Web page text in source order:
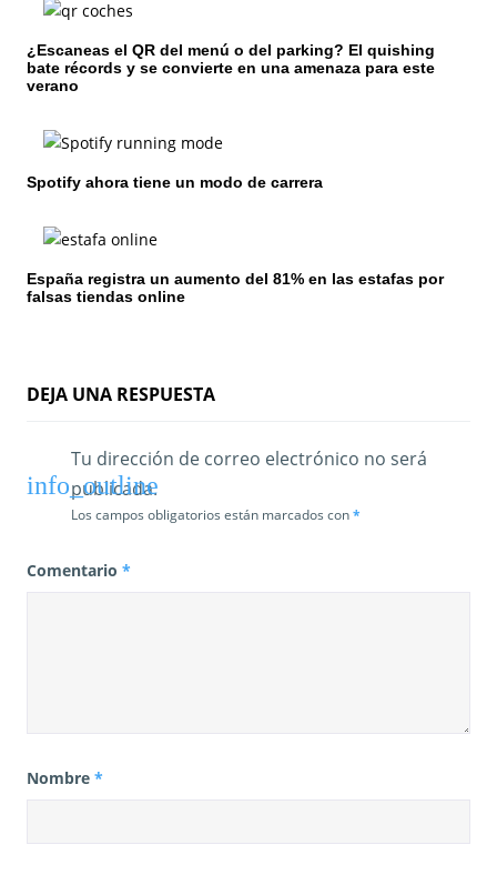
n
d
e
n
r
a
¿Escaneas el QR del menú o del parking? El quishing
bate récords y se convierte en una amenaza para este
verano
Spotify ahora tiene un modo de carrera
España registra un aumento del 81% en las estafas por
falsas tiendas online
DEJA UNA RESPUESTA
Tu dirección de correo electrónico no será
publicada.
Los campos obligatorios están marcados con*
Comentario *
Nombre *